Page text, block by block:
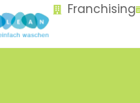
Franchising